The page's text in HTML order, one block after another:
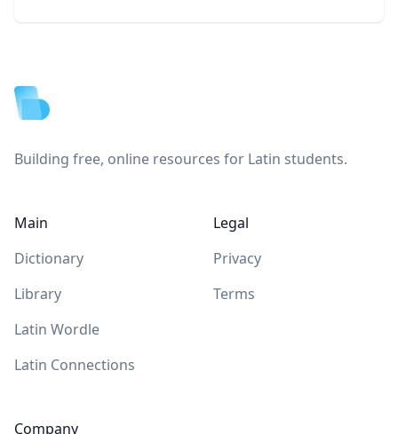
Building free, online resources for Latin students.
Main
Dictionary
Library
Latin Wordle
Latin Connections
Company
Legal
Privacy
Terms